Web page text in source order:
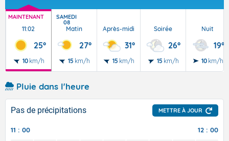
MAINTENANT
11:02
25°
10 km/h
SAMEDI
08
Matin
27°
15 km/h
Après-midi
31°
15 km/h
Soirée
26°
15 km/h
Nuit
19°
10 km/h
Pluie dans l'heure
Pas de précipitations METTRE À JOUR
11 : 00 12 : 00